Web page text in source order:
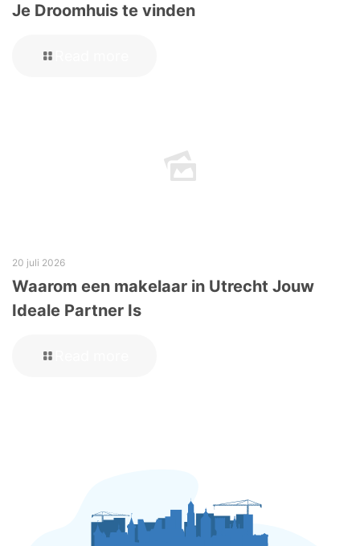
Je Droomhuis te vinden
20 juli 2026
Waarom een makelaar in Utrecht Jouw
Ideale Partner Is